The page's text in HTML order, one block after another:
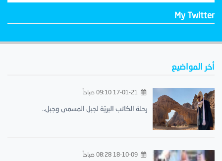
My Twitter
أخر المواضيع
17-01-21 09:10 صباحاً
رحلة الكاتب البريّة لجبل المسمى وجبل..
18-10-09 08:28 صباحاً